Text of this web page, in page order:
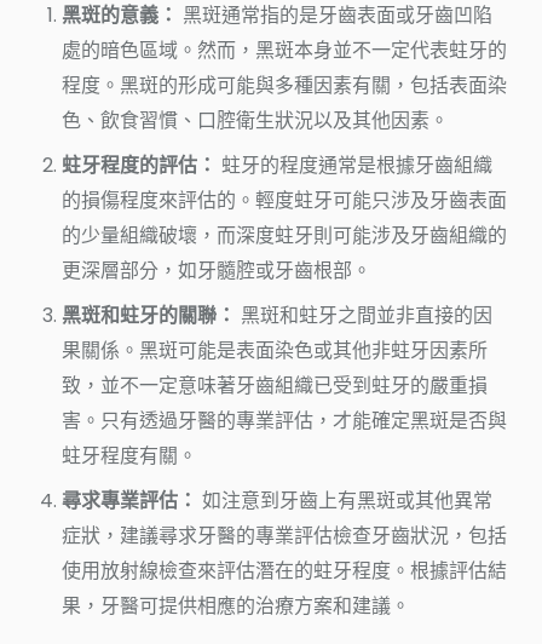
黑斑的意義： 黑斑通常指的是牙齒表面或牙齒凹陷
處的暗色區域。然而，黑斑本身並不一定代表蛀牙的
程度。黑斑的形成可能與多種因素有關，包括表面染
色、飲食習慣、口腔衛生狀況以及其他因素。
蛀牙程度的評估： 蛀牙的程度通常是根據牙齒組織
的損傷程度來評估的。輕度蛀牙可能只涉及牙齒表面
的少量組織破壞，而深度蛀牙則可能涉及牙齒組織的
更深層部分，如牙髓腔或牙齒根部。
黑斑和蛀牙的關聯： 黑斑和蛀牙之間並非直接的因
果關係。黑斑可能是表面染色或其他非蛀牙因素所
致，並不一定意味著牙齒組織已受到蛀牙的嚴重損
害。只有透過牙醫的專業評估，才能確定黑斑是否與
蛀牙程度有關。
尋求專業評估： 如注意到牙齒上有黑斑或其他異常
症狀，建議尋求牙醫的專業評估檢查牙齒狀況，包括
使用放射線檢查來評估潛在的蛀牙程度。根據評估結
果，牙醫可提供相應的治療方案和建議。